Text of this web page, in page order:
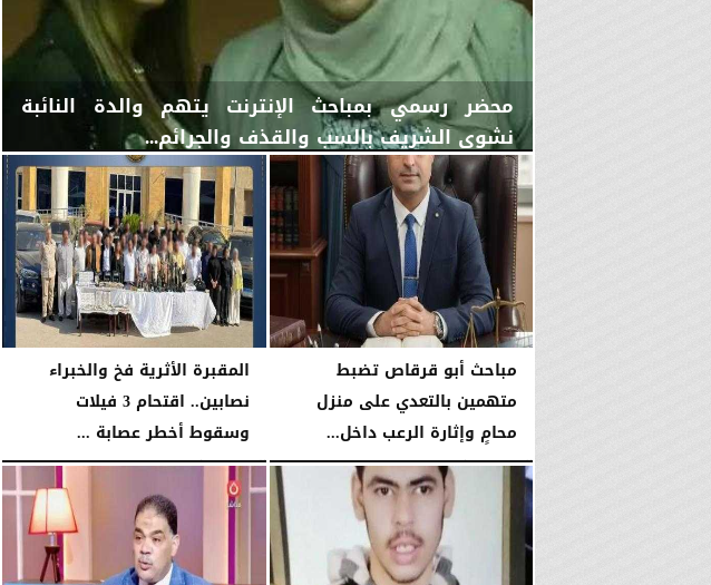
محضر رسمي بمباحث الإنترنت يتهم والدة النائبة
نشوى الشريف بالسب والقذف والجرائم...
الإثنين، 6 يوليو 2026 06:38 مـ
مباحث أبو قرقاص تضبط
متهمين بالتعدي على منزل
محامٍ وإثارة الرعب داخل...
الإثنين، 11 مايو 2026 03:58 مـ
المقبرة الأثرية فخ والخبراء
نصابين.. اقتحام 3 فيلات
وسقوط أخطر عصابة ...
السبت، 9 مايو 2026 11:42 صـ